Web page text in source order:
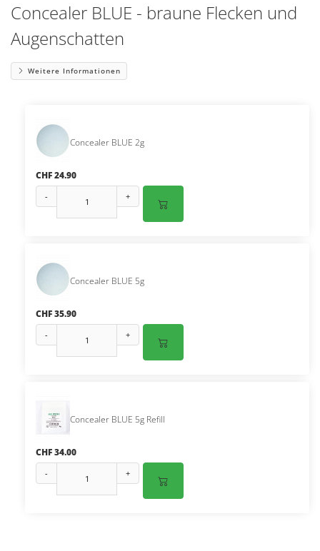
Concealer BLUE - braune Flecken und
Augenschatten
Weitere Informationen
Concealer BLUE 2g
CHF 24.90
- +
Concealer BLUE 5g
CHF 35.90
- +
Concealer BLUE 5g Refill
CHF 34.00
- +